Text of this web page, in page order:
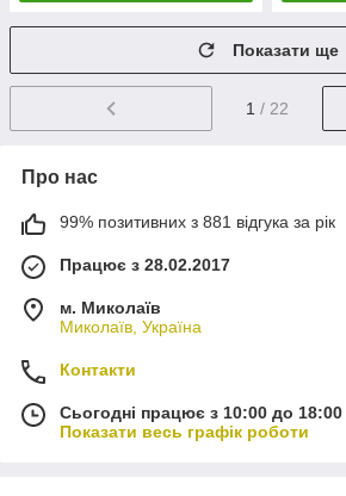
Показати ще
1 / 22
Про нас
99% позитивних з 881 відгука за рік
Працює з 28.02.2017
м. Миколаїв
Миколаїв, Україна
Контакти
Сьогодні працює з 10:00 до 18:00
Показати весь графік роботи